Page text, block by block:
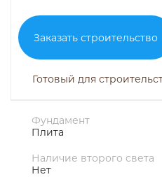
Заказать строительство
Готовый для
Фундамент
Плита
Наличие второго света
Нет